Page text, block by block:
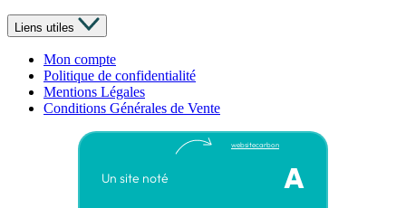
Liens utiles
Mon compte
Politique de confidentialité
Mentions Légales
Conditions Générales de Vente
Un site noté
websitecarbon
A